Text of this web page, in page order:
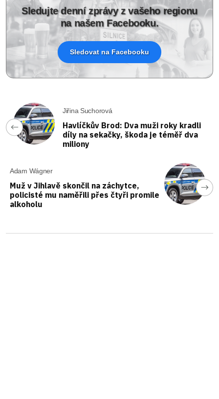
Sledujte denní zprávy z vašeho regionu
na našem Facebooku.
Sledovat na Facebooku
Jiřina Suchorová
Havlíčkův Brod: Dva muži roky kradli
díly na sekačky, škoda je téměř dva
miliony
Adam Wágner
Muž v Jihlavě skončil na záchytce,
policisté mu naměřili přes čtyři promile
alkoholu